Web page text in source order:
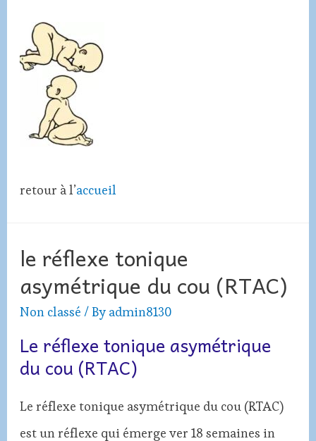
retour à l’accueil
le réflexe tonique
asymétrique du cou (RTAC)
Non classé / By admin8130
Le réflexe tonique asymétrique
du cou (RTAC)
Le réflexe tonique asymétrique du cou (RTAC)
est un réflexe qui émerge ver 18 semaines in